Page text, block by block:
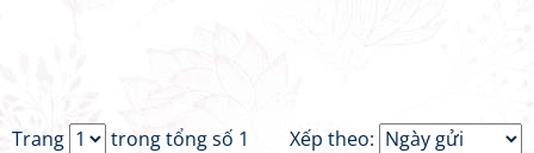
Xếp theo:
Trang
trong tổng số 1